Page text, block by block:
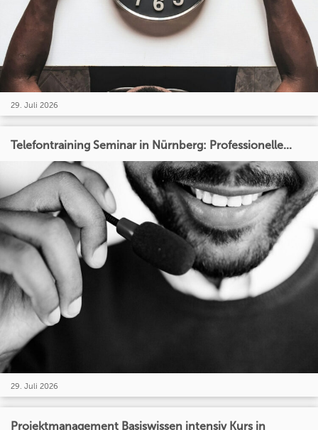
29. Juli 2026
Telefontraining Seminar in Nürnberg: Professionelle...
29. Juli 2026
Projektmanagement Basiswissen intensiv Kurs in